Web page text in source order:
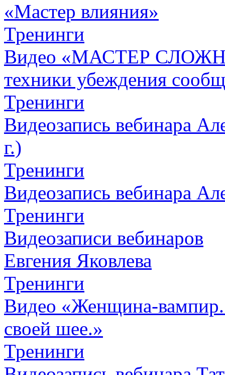
«Мастер влияния»
Тренинги
Видео «МАСТЕР
техники убеждения
Тренинги
Видеозапись вебинара
г.)
Тренинги
Видеозапись вебинара
Тренинги
Видеозаписи вебинаров
Евгения Яковлева
Тренинги
Видео «Женщина-вампир.
своей шее.»
Тренинги